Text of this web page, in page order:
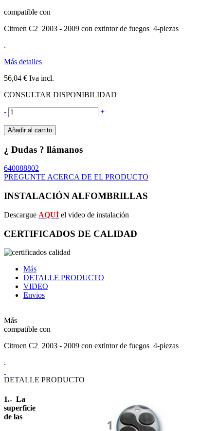
compatible con
Citroen C2 2003 - 2009 con extintor de fuegos 4-piezas
.
Más detalles
56,04 € Iva incl.
CONSULTAR DISPONIBILIDAD
- +
Añadir al carrito
¿ Dudas ? llámanos
640088802
PREGUNTE ACERCA DE EL PRODUCTO
INSTALACIÓN ALFOMBRILLAS
Descargue AQUÍ el video de instalación
CERTIFICADOS DE CALIDAD
Más
DETALLE PRODUCTO
VIDEO
Envios
Más
compatible con
Citroen C2 2003 - 2009 con extintor de fuegos 4-piezas
.
DETALLE PRODUCTO
1.- La
superficie
de las